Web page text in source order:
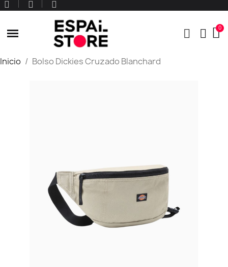
Inicio Bolso Dickies Cruzado Blanchard